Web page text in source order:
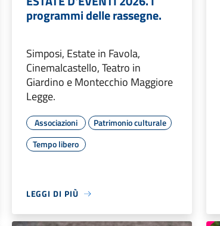
programmi delle rassegne.
Simposi, Estate in Favola,
Cinemalcastello, Teatro in
Giardino e Montecchio Maggiore
Legge.
Associazioni
Patrimonio culturale
Tempo libero
LEGGI DI PIÙ